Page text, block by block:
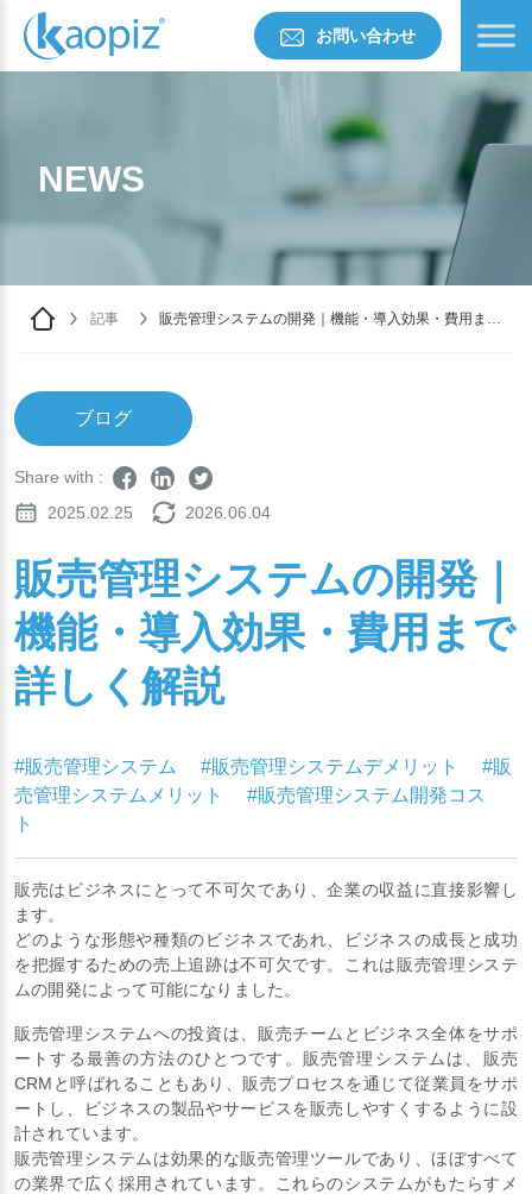
お問い合わせ
NEWS
記事
販売管理システムの開発｜機能・導入効果・費用まで
ブログ
Share with :
2025.02.25
2026.06.04
販売管理システムの開発｜
機能・導入効果・費用まで
詳しく解説
#販売管理システム #販売管理システムデメリット
#販
売管理システムメリット
#販売管理システム開発コス
ト
販売はビジネスにとって不可欠であり、企業の収益に直接影響し
ます。
どのような形態や種類のビジネスであれ、ビジネスの成長と成功
を把握するための売上追跡は不可欠です。これは販売管理システ
ムの開発によって可能になりました。
販売管理システムへの投資は、販売チームとビジネス全体をサポ
ートする最善の方法のひとつです。販売管理システムは、販売
CRMと呼ばれることもあり、販売プロセスを通じて従業員をサポ
ートし、ビジネスの製品やサービスを販売しやすくするように設
計されています。
販売管理システムは効果的な販売管理ツールであり、ほぼすべて
の業界で広く採用されています。これらのシステムがもたらすメ